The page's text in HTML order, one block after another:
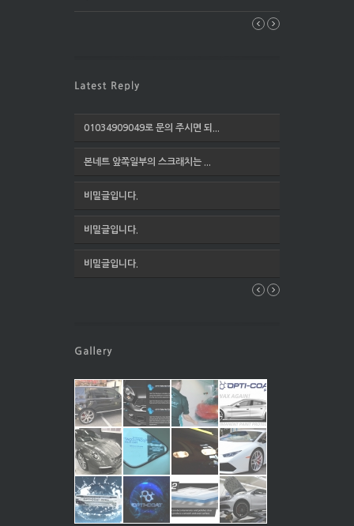
01034909049로 문의 주시면 되...
본네트 앞쪽일부의 스크래치는 ...
비밀글입니다.
비밀글입니다.
비밀글입니다.